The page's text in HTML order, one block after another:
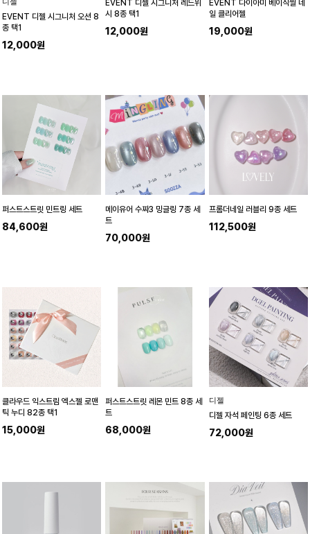
EVENT 디젤 시그니처 오션 8
종 택1
12,000원
EVENT 디젤 시그니처 레드위
시 8종 택1
12,000원
EVENT 다이아미 베이직씰 네
일 클리어젤
19,000원
퍼스트스트릿 민트링 세트
84,600원
메이유어 수짜3 밍글링 7종 세
트
70,000원
프롬더네일 러블리 9종 세트
112,500원
클라우드 익스트림 엑스젤 로맨
틱 누디 82종 택1
15,000원
퍼스트스트릿 레몬 민트 8종 세
트
68,000원
디젤
디젤 자석 페인팅 6종 세트
72,000원